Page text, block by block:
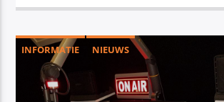
INFORMATIE NIEUWS